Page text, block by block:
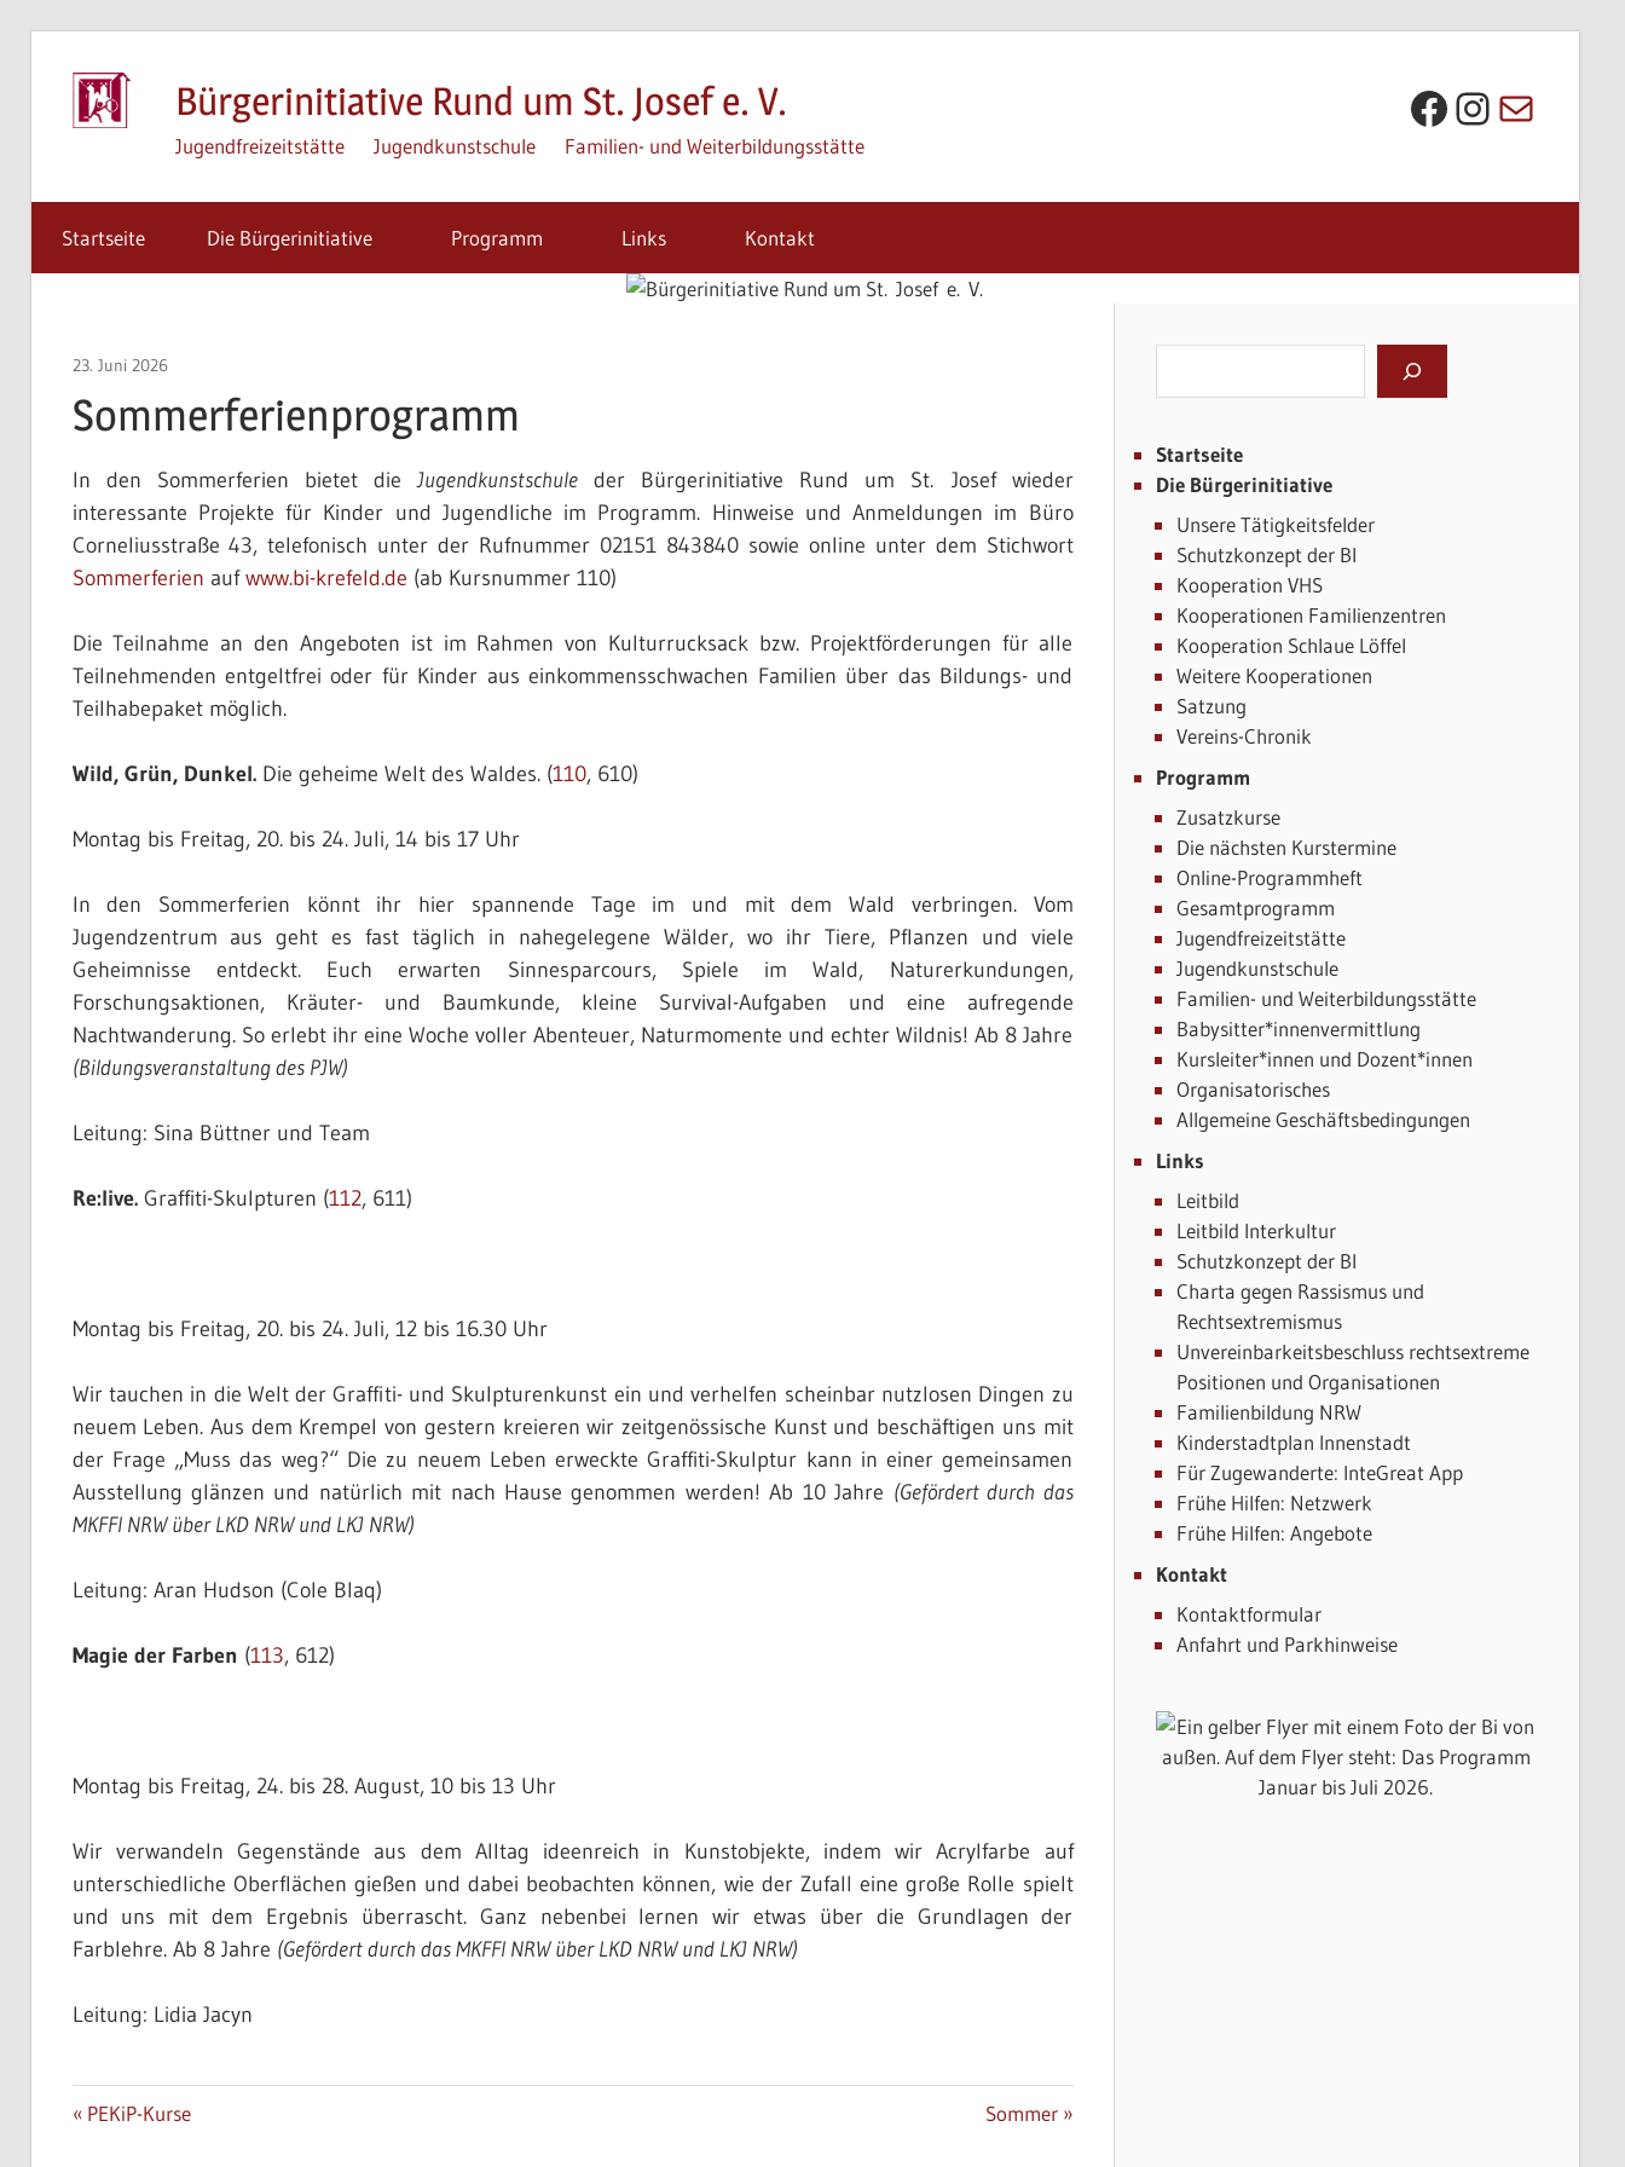
Inhalt
springen
Bürgerinitiative Rund um St. Josef e. V.
Jugendfreizeitstätte Jugendkunstschule Familien- und Weiterbildungsstätte
Die BI bei Facebook
E-Mail
Startseite Die Bürgerinitiative Programm Links Kontakt
23. Juni 2026Gudrun Tiefers
Sommerferienprogramm
In den Sommerferien bietet dieJugendkunstschuleder Bürgerinitiative Rund um St. Josef wieder
interessante Projekte für Kinder und Jugendliche im Programm. Hinweise und Anmeldungen im Büro
Corneliusstraße 43, telefonisch unter der Rufnummer 02151 843840 sowie online unter dem Stichwort
Sommerferien aufwww.bi-krefeld.de (ab Kursnummer 110)
Die Teilnahme an den Angeboten ist im Rahmen von Kulturrucksack bzw. Projektförderungen für alle
Teilnehmenden entgeltfrei oder für Kinder aus einkommensschwachen Familien über das Bildungs- und
Teilhabepaket möglich.
Wild, Grün, Dunkel. Die geheime Welt des Waldes. (110, 610)
Montag bis Freitag, 20. bis 24. Juli, 14 bis 17 Uhr
In den Sommerferien könnt ihr hier spannende Tage im und mit dem Wald verbringen. Vom
Jugendzentrum aus geht es fast täglich in nahegelegene Wälder, wo ihr Tiere, Pflanzen und viele
Geheimnisse entdeckt. Euch erwarten Sinnesparcours, Spiele im Wald, Naturerkundungen,
Forschungsaktionen, Kräuter- und Baumkunde, kleine Survival-Aufgaben und eine aufregende
Nachtwanderung. So erlebt ihr eine Woche voller Abenteuer, Naturmomente und echter Wildnis! Ab 8 Jahre
(Bildungsveranstaltung des PJW)
Leitung: Sina Büttner und Team
Re:live. Graffiti-Skulpturen (112, 611)
Montag bis Freitag, 20. bis 24. Juli, 12 bis 16.30 Uhr
Wir tauchen in die Welt der Graffiti- und Skulpturenkunst ein und verhelfen scheinbar nutzlosen Dingen zu
neuem Leben. Aus dem Krempel von gestern kreieren wir zeitgenössische Kunst und beschäftigen uns mit
der Frage „Muss das weg?“ Die zu neuem Leben erweckte Graffiti-Skulptur kann in einer gemeinsamen
Ausstellung glänzen und natürlich mit nach Hause genommen werden! Ab 10 Jahre (Gefördert durch das
MKFFI NRW über LKD NRW und LKJ NRW)
Leitung: Aran Hudson (Cole Blaq)
Magie der Farben (113, 612)
Montag bis Freitag, 24. bis 28. August, 10 bis 13 Uhr
Wir verwandeln Gegenstände aus dem Alltag ideenreich in Kunstobjekte, indem wir Acrylfarbe auf
unterschiedliche Oberflächen gießen und dabei beobachten können, wie der Zufall eine große Rolle spielt
und uns mit dem Ergebnis überrascht. Ganz nebenbei lernen wir etwas über die Grundlagen der
Farblehre. Ab 8 Jahre (Gefördert durch das MKFFI NRW über LKD NRW und LKJ NRW)
Leitung: Lidia Jacyn
AKTUELL
Beitragsnavigation
Vorheriger
PEKiP-Kurse
Nächster
Sommer
Startseite
Die Bürgerinitiative
Unsere Tätigkeitsfelder
Schutzkonzept der BI
Kooperation VHS
Kooperationen Familienzentren
Kooperation Schlaue Löffel
Weitere Kooperationen
Satzung
Vereins-Chronik
Programm
Zusatzkurse
Die nächsten Kurstermine
Online-Programmheft
Gesamtprogramm
Jugendfreizeitstätte
Jugendkunstschule
Familien- und Weiterbildungsstätte
Babysitter*innenvermittlung
Kursleiter*innen und Dozent*innen
Organisatorisches
Allgemeine Geschäftsbedingungen
Links
Leitbild
Leitbild Interkultur
Schutzkonzept der BI
Charta gegen Rassismus und
Rechtsextremismus
Unvereinbarkeitsbeschluss rechtsextreme
Positionen und Organisationen
Familienbildung NRW
Kinderstadtplan Innenstadt
Für Zugewanderte: InteGreat App
Frühe Hilfen: Netzwerk
Frühe Hilfen: Angebote
Kontakt
Kontaktformular
Anfahrt und Parkhinweise